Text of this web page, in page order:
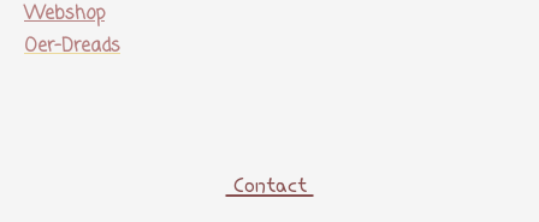
Webshop
Oer-Dreads
Contact